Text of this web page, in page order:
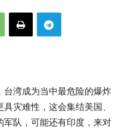
台湾成为当中最危险的爆炸
灾难性，这会集结美国、
军队，可能还有印度，来对